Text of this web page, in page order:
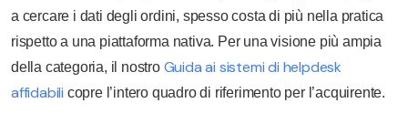
a cercare i dati degli ordini, spesso costa di più nella pratica
rispetto a una piattaforma nativa. Per una visione più ampia
della categoria, il nostro Guida ai sistemi di helpdesk
affidabili copre l’intero quadro di riferimento per l’acquirente.